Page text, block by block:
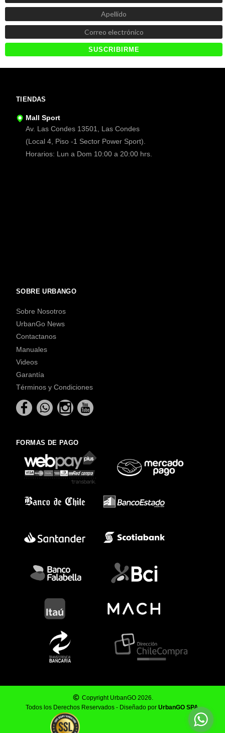
TIENDAS
Mall Sport
Av. Las Condes 13501, Las Condes
(Local 4, Piso -1 Sector Power Sport).
Horarios: Lun a Dom 10:00 a 20:00 hrs.
SOBRE URBANGO
Sobre Nosotros
UrbanGo News
Contactanos
Manuales
Videos
Garantía
Términos y Condiciones
FORMAS DE PAGO
Copyright UrbanGO 2026.
Todos los Derechos Reservados - Diseñado por UrbanGO SPA.